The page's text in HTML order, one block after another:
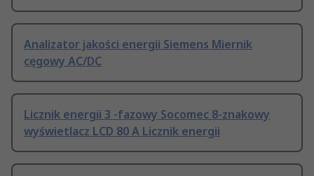
Analizator jakości energii Siemens Miernik
cęgowy AC/DC
Licznik energii 3 -fazowy Socomec 8-znakowy
wyświetlacz LCD 80 A Licznik energii